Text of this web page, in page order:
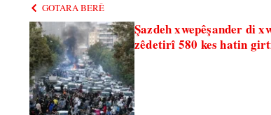
GOTARA BERÊ
Şazdeh xwepêşander di
zêdetirî 580 kes hatin